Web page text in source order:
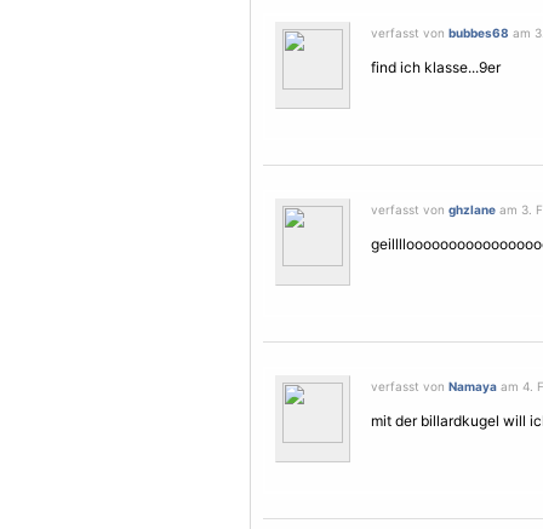
verfasst von bubbes68 am
find ich klasse...9er
verfasst von ghzlane am 3.
verfasst von Namaya am 4.
mit der billardkugel will